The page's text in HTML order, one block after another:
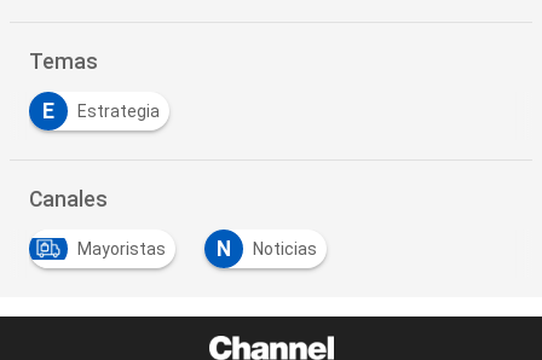
Temas
E Estrategia
Canales
Mayoristas N Noticias